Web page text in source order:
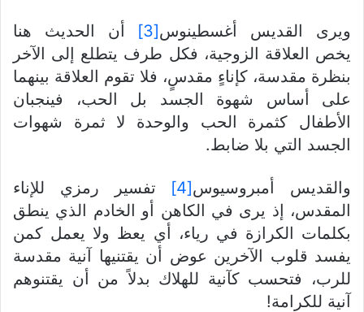
ويرى القديس أغسطينوس[3]
أن الحديث هنا
يخص العلاقة الزوجية، فكل طرف يتطلع إلى الآخر
بنظرة مقدسة، كإناءٍ مقدسٍ، فلا تقوم العلاقة بينهما
على أساس شهوة الجسد بل الحب، فينجبان
الأطفال كثمرة الحب والوحدة لا ثمرة شهوات
الجسد التي بلا ضابط.
والقديس أمبروسيوس[4]
تفسير رمزي للإناء
المقدس، إذ يرى في الكاهن أو الخادم الذي ينطق
بكلمات الكرازة في رياء، أي يعظ ولا يعمل كمن
يفسد قلوب الآخرين عوض أن يقتنيها آنية مقدسة
للرب، فتحسب كآنية للهلاك بدلاً من أن يقتنوهم
آنية للكرامة!